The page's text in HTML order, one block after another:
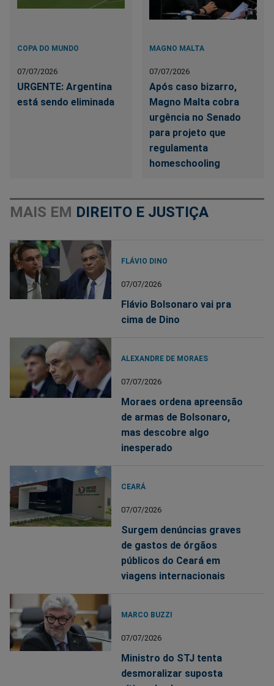
COPA DO MUNDO
07/07/2026
URGENTE: Argentina
está sendo eliminada
MAGNO MALTA
07/07/2026
Após caso bizarro,
Magno Malta cobra
urgência no Senado
para projeto que
regulamenta
homeschooling
MAIS EM DIREITO E JUSTIÇA
FLÁVIO DINO
07/07/2026
Flávio Bolsonaro vai pra
cima de Dino
ALEXANDRE DE MORAES
07/07/2026
Moraes ordena apreensão
de armas de Bolsonaro,
mas descobre algo
inesperado
CEARÁ
07/07/2026
Surgem denúncias graves
de gastos de órgãos
públicos do Ceará em
viagens internacionais
MARCO BUZZI
07/07/2026
Ministro do STJ tenta
desmoralizar suposta